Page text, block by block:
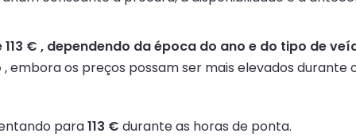
€ , dependendo da época do ano e do tipo de
, embora os preços possam ser mais elevados durante
para113 € durante as horas de ponta.